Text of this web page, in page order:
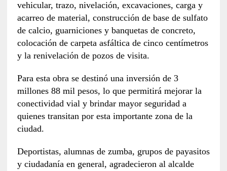
vehicular, trazo, nivelación, excavaciones, carga y
acarreo de material, construcción de base de sulfato
de calcio, guarniciones y banquetas de concreto,
colocación de carpeta asfáltica de cinco centímetros
y la renivelación de pozos de visita.
Para esta obra se destinó una inversión de 3
millones 88 mil pesos, lo que permitirá mejorar la
conectividad vial y brindar mayor seguridad a
quienes transitan por esta importante zona de la
ciudad.
Deportistas, alumnas de zumba, grupos de payasitos
y ciudadanía en general, agradecieron al alcalde